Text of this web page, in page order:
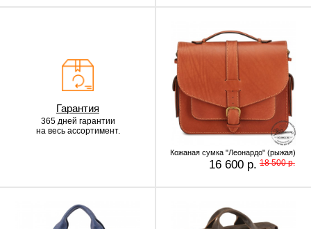
Гарантия
365 дней гарантии
на весь ассортимент.
Кожаная сумка "Леонардо" (рыжая)
16 600 р. 18 500 р.